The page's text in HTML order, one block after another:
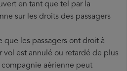
en tant que tel par la
sur les droits des passagers
que les passagers ont droit à
vol est annulé ou retardé de plus
compagnie aérienne peut